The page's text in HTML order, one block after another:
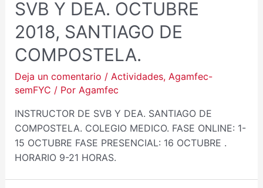
SVB Y DEA. OCTUBRE
2018, SANTIAGO DE
COMPOSTELA.
Deja un comentario / Actividades, Agamfec-
semFYC / Por Agamfec
INSTRUCTOR DE SVB Y DEA. SANTIAGO DE
COMPOSTELA. COLEGIO MEDICO. FASE ONLINE: 1-
15 OCTUBRE FASE PRESENCIAL: 16 OCTUBRE .
HORARIO 9-21 HORAS.